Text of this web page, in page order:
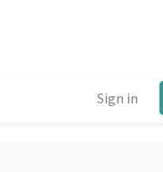
Sign in